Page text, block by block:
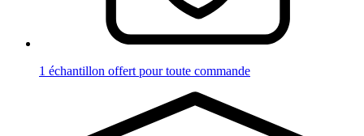
1 échantillon offert pour toute commande